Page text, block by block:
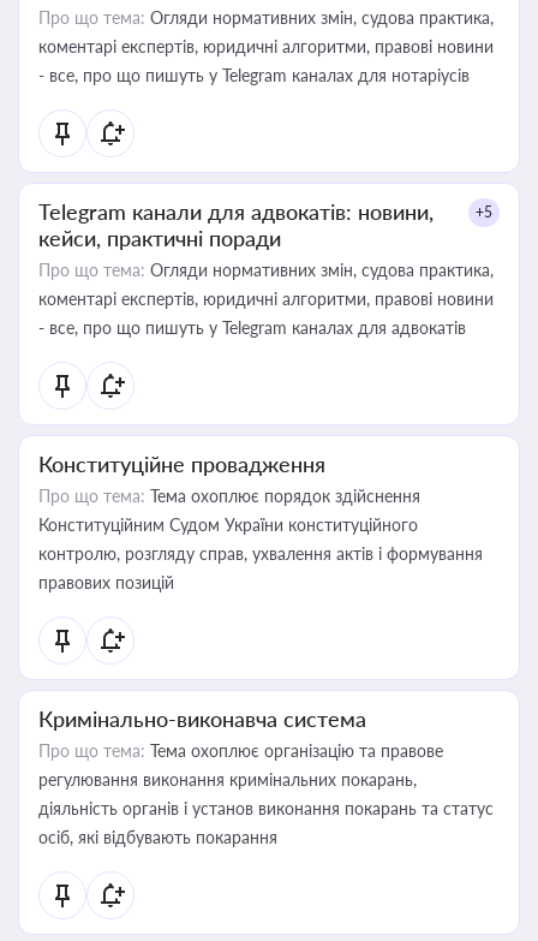
Про що тема: Огляди нормативних змін, судова практика,
коментарі експертів, юридичні алгоритми, правові новини
- все, про що пишуть у Telegram каналах для нотаріусів
Telegram канали для адвокатів: новини,
кейси, практичні поради
+5
Про що тема: Огляди нормативних змін, судова практика,
коментарі експертів, юридичні алгоритми, правові новини
- все, про що пишуть у Telegram каналах для адвокатів
Конституційне провадження
Про що тема: Тема охоплює порядок здійснення
Конституційним Судом України конституційного
контролю, розгляду справ, ухвалення актів і формування
правових позицій
Кримінально-виконавча система
Про що тема: Тема охоплює організацію та правове
регулювання виконання кримінальних покарань,
діяльність органів і установ виконання покарань та статус
осіб, які відбувають покарання